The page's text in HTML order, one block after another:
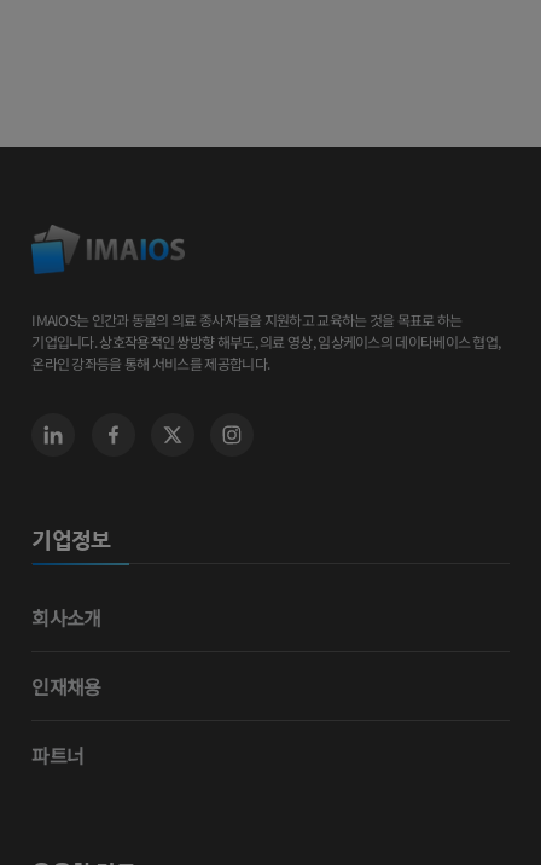
IMAIOS는 인간과 동물의 의료 종사자들을 지원하고 교육하는 것을 목표로 하는
기업입니다. 상호작용적인 쌍방향 해부도, 의료 영상, 임상케이스의 데이타베이스 협업,
온라인 강좌등을 통해 서비스를 제공합니다.
기업정보
회사소개
인재채용
파트너